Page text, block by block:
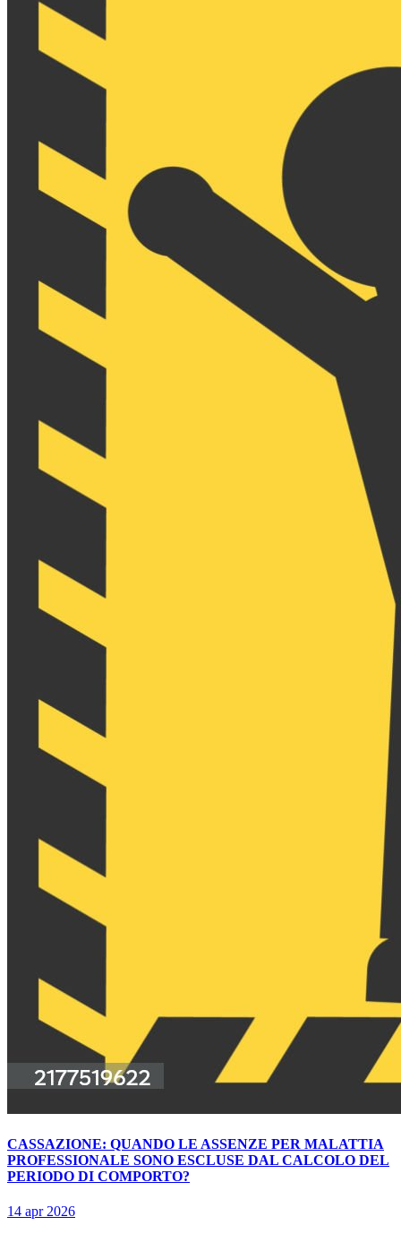
CASSAZIONE: QUANDO LE ASSENZE PER MALATTIA
PROFESSIONALE SONO ESCLUSE DAL CALCOLO DEL
PERIODO DI COMPORTO?
14 apr 2026